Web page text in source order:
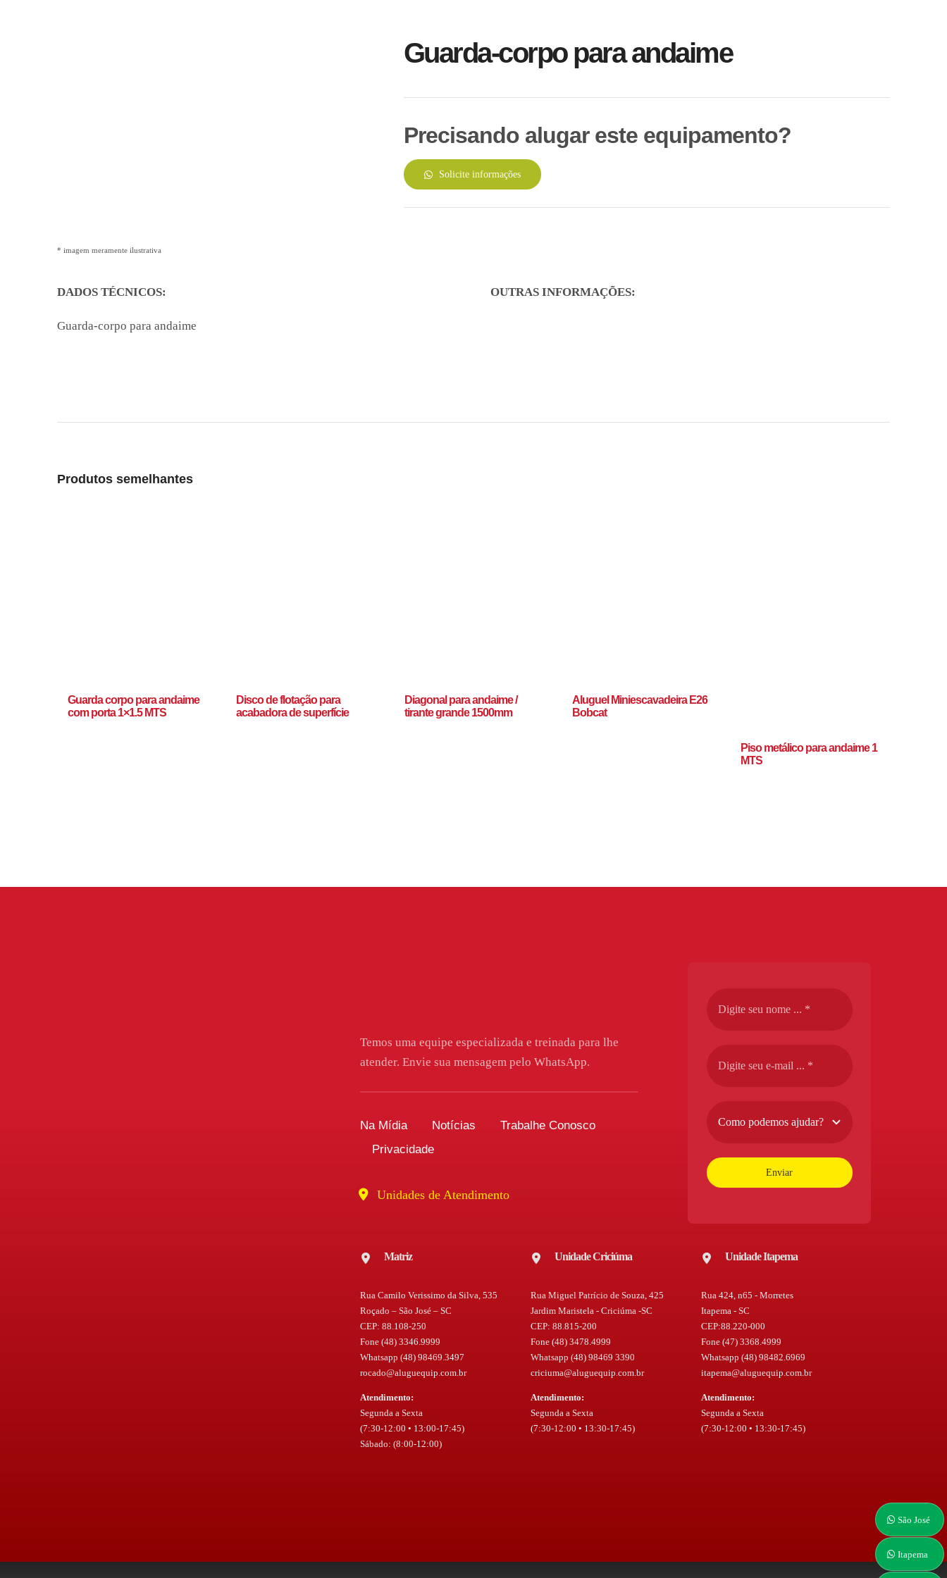
* imagem meramente ilustrativa
Guarda-corpo para andaime
Precisando alugar este equipamento?
Solicite informações
DADOS TÉCNICOS:
Guarda-corpo para andaime
OUTRAS INFORMAÇÕES:
Produtos semelhantes
Guarda corpo para andaime
com porta 1×1.5 MTS
Disco de flotação para
acabadora de superfície
Diagonal para andaime /
tirante grande 1500mm
Aluguel Miniescavadeira E26
Bobcat
Piso metálico para andaime 1
MTS
Temos uma equipe especializada e treinada para lhe
atender. Envie sua mensagem pelo WhatsApp.
Na Mídia Notícias
Trabalhe Conosco
Privacidade
Unidades de Atendimento
Enviar
Matriz
Rua Camilo Verissimo da Silva, 535
Roçado – São José – SC
CEP: 88.108-250
Fone (48) 3346.9999
Whatsapp (48) 98469.3497
rocado@aluguequip.com.br
Atendimento:
Segunda a Sexta
(7:30-12:00 • 13:00-17:45)
Sábado: (8:00-12:00)
Unidade Criciúma
Rua Miguel Patrício de Souza, 425
Jardim Maristela - Criciúma -SC
CEP: 88.815-200
Fone (48) 3478.4999
Whatsapp (48) 98469 3390
criciuma@aluguequip.com.br
Atendimento:
Segunda a Sexta
(7:30-12:00 • 13:30-17:45)
Unidade Itapema
Rua 424, n65 - Morretes
Itapema - SC
CEP:88.220-000
Fone (47) 3368.4999
Whatsapp (48) 98482.6969
itapema@aluguequip.com.br
Atendimento:
Segunda a Sexta
(7:30-12:00 • 13:30-17:45)
São José
Itapema